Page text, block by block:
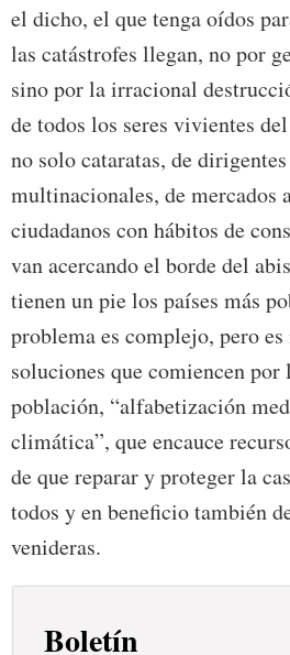
el dicho, el que tenga oídos
las catástrofes llegan, no por
sino por la irracional
de todos los seres vivientes
no solo cataratas, de
multinacionales, de mercados
ciudadanos con hábitos de
van acercando el borde del
tienen un pie los países más
problema es complejo, pero
soluciones que comiencen por
población, “alfabetización
climática”, que encauce
de que reparar y proteger la
todos y en beneficio también
venideras.
Boletín